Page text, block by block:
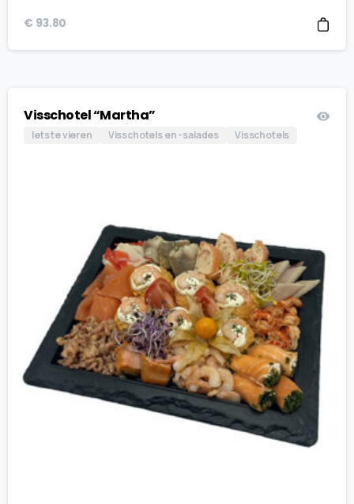
€ 93.80
Visschotel “Martha”
Iets te vieren Visschotels en -salades Visschotels